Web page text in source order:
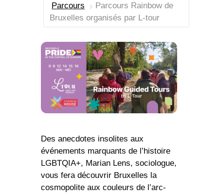
Parcours
Parcours Rainbow de
Bruxelles organisés par L-tour
Des anecdotes insolites aux
événements marquants de l’histoire
LGBTQIA+, Marian Lens, sociologue,
vous fera découvrir Bruxelles la
cosmopolite aux couleurs de l’arc-